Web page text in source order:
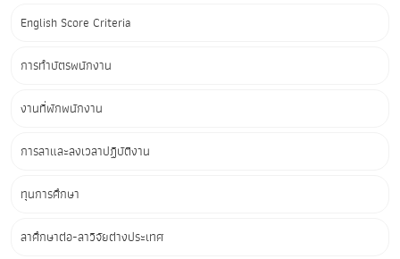
English Score Criteria
การทำบัตรพนักงาน
งานที่พักพนักงาน
การลาและลงเวลาปฏิบัติงาน
ทุนการศึกษา
ลาศึกษาต่อ-ลาวิจัยต่างประเทศ